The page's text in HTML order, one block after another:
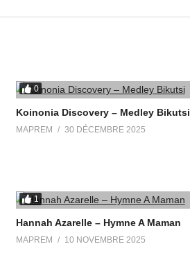
0
Koinonia Discovery – Medley Bikutsi
MAPREM 30 DÉCEMBRE 2025
1
Hannah Azarelle – Hymne A Maman
MAPREM 10 NOVEMBRE 2025